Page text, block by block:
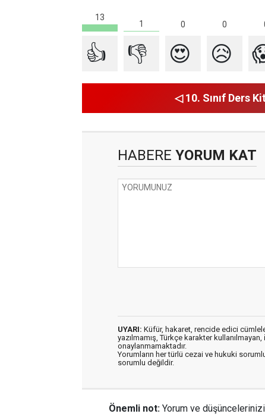
13
1 0 0
👍 👎 😍 😥
◁ 10. Sınıf Ders
HABERE YORUM KAT
UYARI: Küfür, hakaret, rencide edici
yazılmamış, Türkçe karakter kullanılmayan,
onaylanmamaktadır.
Yorumların her türlü cezai ve hukuki
sorumlu değildir.
Önemli not: Yorum ve